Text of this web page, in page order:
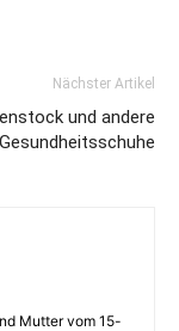
Nächster Artikel
und andere
Gesundheitsschuhe
Mutter vom 15-